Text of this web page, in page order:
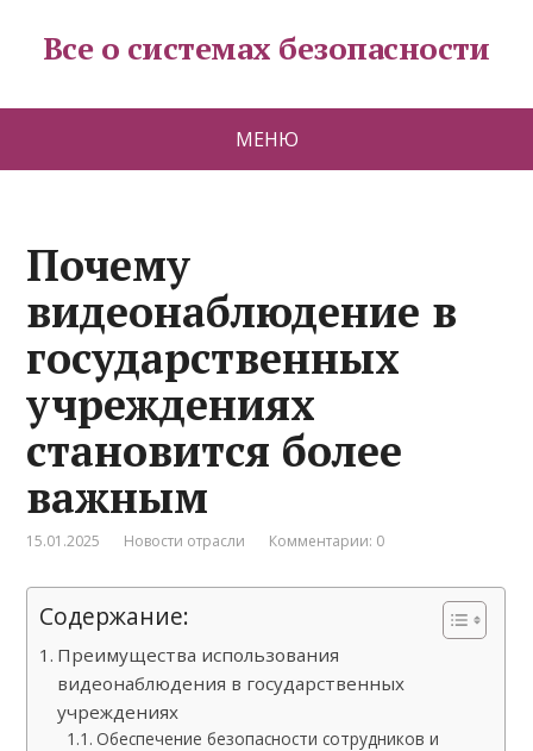
Все о системах безопасности
МЕНЮ
Почему
видеонаблюдение в
государственных
учреждениях
становится более
важным
15.01.2025 Новости отрасли Комментарии: 0
Содержание:
Преимущества использования
видеонаблюдения в государственных
учреждениях
Обеспечение безопасности сотрудников и